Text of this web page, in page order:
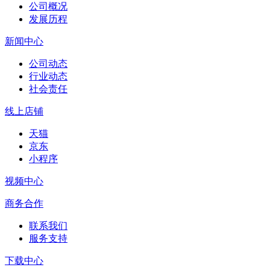
公司概况
发展历程
新闻中心
公司动态
行业动态
社会责任
线上店铺
天猫
京东
小程序
视频中心
商务合作
联系我们
服务支持
下载中心